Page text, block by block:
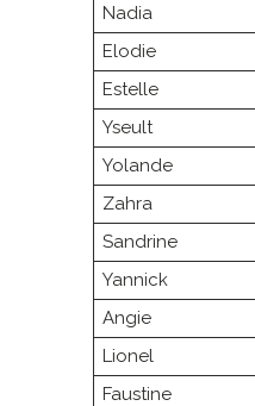
Nadia
Elodie
Estelle
Yseult
Yolande
Zahra
Sandrine
Yannick
Angie
Lionel
Faustine